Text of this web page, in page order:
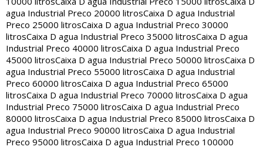
agua Industrial Preco 20000 litrosCaixa D agua Industrial
Preco 25000 litrosCaixa D agua Industrial Preco 30000
litrosCaixa D agua Industrial Preco 35000 litrosCaixa D agua
Industrial Preco 40000 litrosCaixa D agua Industrial Preco
45000 litrosCaixa D agua Industrial Preco 50000 litrosCaixa D
agua Industrial Preco 55000 litrosCaixa D agua Industrial
Preco 60000 litrosCaixa D agua Industrial Preco 65000
litrosCaixa D agua Industrial Preco 70000 litrosCaixa D agua
Industrial Preco 75000 litrosCaixa D agua Industrial Preco
80000 litrosCaixa D agua Industrial Preco 85000 litrosCaixa D
agua Industrial Preco 90000 litrosCaixa D agua Industrial
Preco 95000 litrosCaixa D agua Industrial Preco 100000